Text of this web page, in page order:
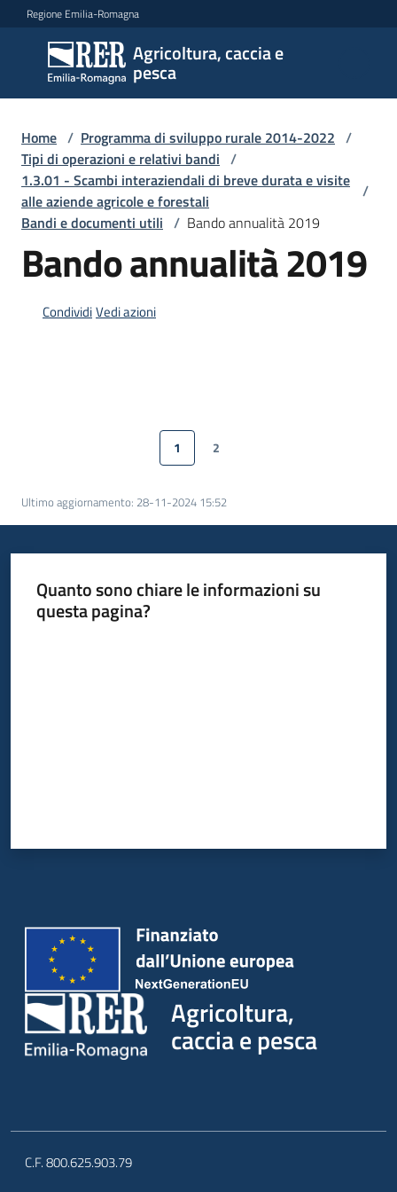
Vai al contenuto
Vai alla navigazione
Vai al footer
Regione Emilia-Romagna
Agricoltura, caccia e
pesca
Agricoltura,
caccia e
pesca
Argomenti
Novità
Servizi
progetti
Agricoltura
Home / Programma di sviluppo rurale 2014-2022 /
Tipi di operazioni e relativi bandi /
1.3.01 - Scambi interaziendali di breve durata e visite
alle aziende agricole e forestali
/
Bandi e documenti utili / Bando annualità 2019
Bando annualità 2019
CondividiVedi azioni
Pagina precedente
Pagina
1 Pagina
2
Ultimo aggiornamento: 28-11-2024 15:52
Quanto sono chiare le informazioni su
questa pagina?
Agricoltura,
caccia e pesca
C.F. 800.625.903.79